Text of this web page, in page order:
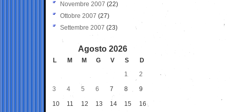
Novembre 2007 (22)
Ottobre 2007 (27)
Settembre 2007 (23)
Agosto 2026
L M M G V S
D
1
2
3 4 5 6 7 8 9
10 11 12 13 14 15 16